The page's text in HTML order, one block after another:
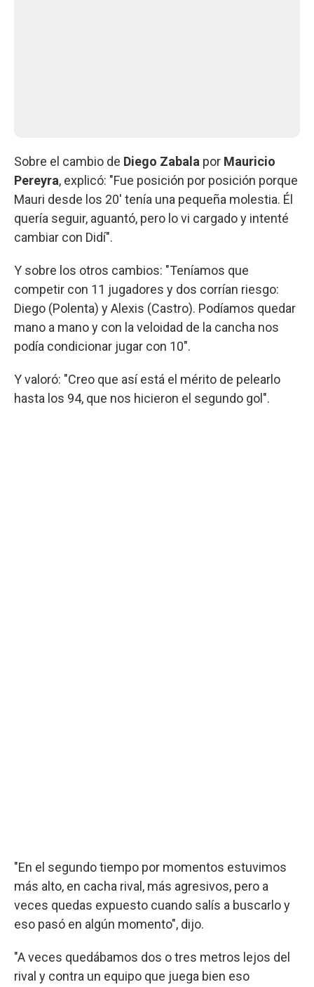
Sobre el cambio de Diego Zabala por Mauricio
Pereyra, explicó: "Fue posición por posición porque
Mauri desde los 20' tenía una pequeña molestia. Él
quería seguir, aguantó, pero lo vi cargado y intenté
cambiar con Didí".
Y sobre los otros cambios: "Teníamos que
competir con 11 jugadores y dos corrían riesgo:
Diego (Polenta) y Alexis (Castro). Podíamos quedar
mano a mano y con la veloidad de la cancha nos
podía condicionar jugar con 10".
Y valoró: "Creo que así está el mérito de pelearlo
hasta los 94, que nos hicieron el segundo gol".
"En el segundo tiempo por momentos estuvimos
más alto, en cacha rival, más agresivos, pero a
veces quedas expuesto cuando salís a buscarlo y
eso pasó en algún momento", dijo.
"A veces quedábamos dos o tres metros lejos del
rival y contra un equipo que juega bien eso